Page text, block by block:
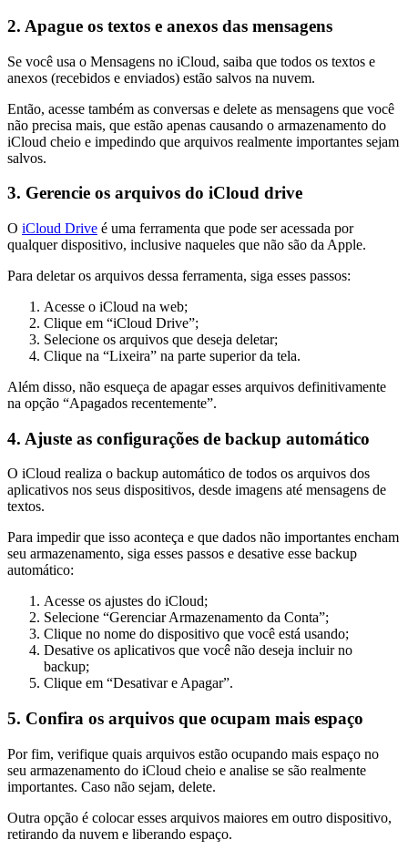
2. Apague os textos e anexos das mensagens
Se você usa o Mensagens no iCloud, saiba que todos os textos e
anexos (recebidos e enviados) estão salvos na nuvem.
Então, acesse também as conversas e delete as mensagens que você
não precisa mais, que estão apenas causando o armazenamento do
iCloud cheio e impedindo que arquivos realmente importantes sejam
salvos.
3. Gerencie os arquivos do iCloud drive
O iCloud Drive é uma ferramenta que pode ser acessada por
qualquer dispositivo, inclusive naqueles que não são da Apple.
Para deletar os arquivos dessa ferramenta, siga esses passos:
Acesse o iCloud na web;
Clique em “iCloud Drive”;
Selecione os arquivos que deseja deletar;
Clique na “Lixeira” na parte superior da tela.
Além disso, não esqueça de apagar esses arquivos definitivamente
na opção “Apagados recentemente”.
4. Ajuste as configurações de backup automático
O iCloud realiza o backup automático de todos os arquivos dos
aplicativos nos seus dispositivos, desde imagens até mensagens de
textos.
Para impedir que isso aconteça e que dados não importantes encham
seu armazenamento, siga esses passos e desative esse backup
automático:
Acesse os ajustes do iCloud;
Selecione “Gerenciar Armazenamento da Conta”;
Clique no nome do dispositivo que você está usando;
Desative os aplicativos que você não deseja incluir no
backup;
Clique em “Desativar e Apagar”.
5. Confira os arquivos que ocupam mais espaço
Por fim, verifique quais arquivos estão ocupando mais espaço no
seu armazenamento do iCloud cheio e analise se são realmente
importantes. Caso não sejam, delete.
Outra opção é colocar esses arquivos maiores em outro dispositivo,
retirando da nuvem e liberando espaço.